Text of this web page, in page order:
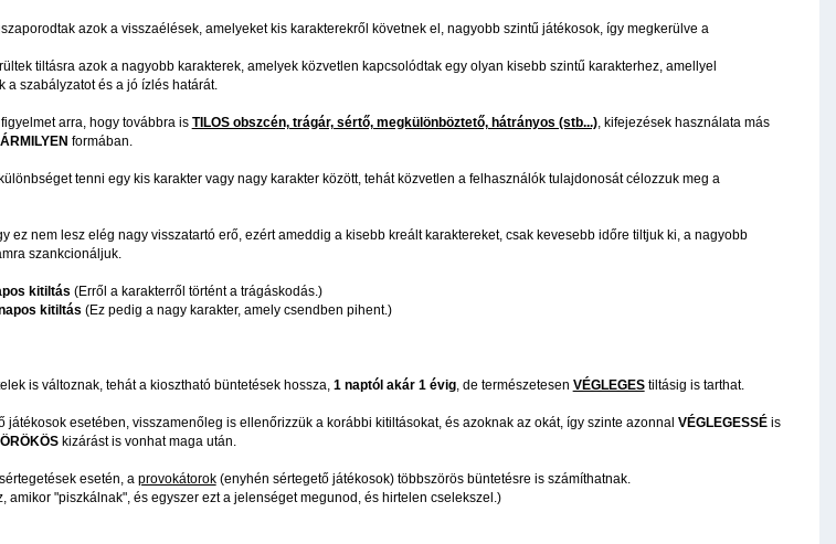
azok a visszaélések, amelyeket kis karakterekről követnek el, nagyobb szintű játékosok, így megkerülve a
tiltásra azok a nagyobb karakterek, amelyek közvetlen kapcsolódtak egy olyan kisebb szintű karakterhez, amellyel
a szabályzatot és a jó ízlés határát.
arra, hogy továbbra is TILOS obszcén, trágár, sértő, megkülönböztető, hátrányos (stb...), kifejezések használata más
formában.
tenni egy kis karakter vagy nagy karakter között, tehát közvetlen a felhasználók tulajdonosát célozzuk meg a
ez nem lesz elég nagy visszatartó erő, ezért ameddig a kisebb kreált karaktereket, csak kevesebb időre tiltjuk ki, a nagyobb
szankcionáljuk.
kitiltás (Erről a karakterről történt a trágáskodás.)
kitiltás (Ez pedig a nagy karakter, amely csendben pihent.)
is változnak, tehát a kiosztható büntetések hossza, 1 naptól akár 1 évig, de természetesen VÉGLEGEStiltásig is tarthat.
játékosok esetében, visszamenőleg is ellenőrizzük a korábbi kitiltásokat, és azoknak az okát, így szinte azonnal VÉGLEGESSÉis
ÖRÖKÖSkizárást is vonhat maga után.
esetén, a provokátorok(enyhén sértegető játékosok) többszörös büntetésre is számíthatnak.
amikor "piszkálnak", és egyszer ezt a jelenséget megunod, és hirtelen cselekszel.)